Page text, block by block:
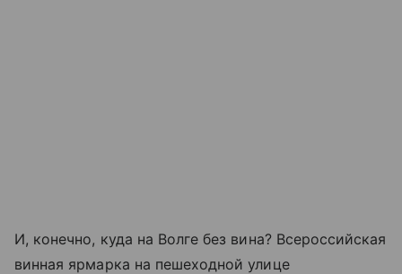
И, конечно, куда на Волге без вина? Всероссийская
винная ярмарка на пешеходной улице